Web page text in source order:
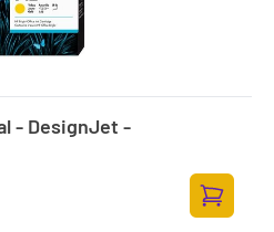
- DesignJet -
Zum